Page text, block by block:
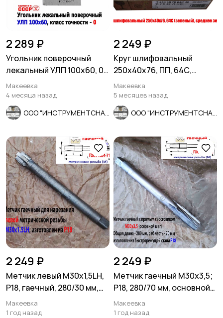
2 289 ₽
Угольник поверочный
лекальный УЛП 100х60, 0
кл точн, угол 90 гр, СССР.
Макеевка
4 месяца назад
2 249 ₽
Круг шлифовальный
250х40х76, ПП, 64С,
зеленый, K7 V35, среднее
зерно.
Макеевка
5 месяцев назад
2 249 ₽
Метчик левый М30х1,5LH,
Р18, гаечный, 280/30 мм,
мелкий шаг, СССР.
Макеевка
1 год назад
2 249 ₽
Метчик гаечный М30х3,5;
Р18, 280/70 мм, основной
шаг, 2640-0337, СССР
Макеевка
1 год назад